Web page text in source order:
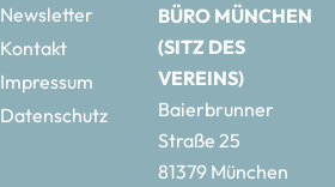
Newsletter
Kontakt
Impressum
Datenschutz
BÜRO MÜNCHEN
(SITZ DES
VEREINS)
Baierbrunner
Straße 25
81379 München